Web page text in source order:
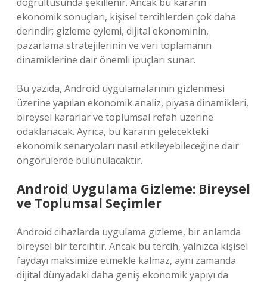
ekonomik sonuçları, kişisel tercihlerden çok daha
derindir; gizleme eylemi, dijital ekonominin,
pazarlama stratejilerinin ve veri toplamanın
dinamiklerine dair önemli ipuçları sunar.
Bu yazıda, Android uygulamalarının gizlenmesi
üzerine yapılan ekonomik analiz, piyasa dinamikleri,
bireysel kararlar ve toplumsal refah üzerine
odaklanacak. Ayrıca, bu kararın gelecekteki
ekonomik senaryoları nasıl etkileyebileceğine dair
öngörülerde bulunulacaktır.
Android Uygulama Gizleme: Bireysel
ve Toplumsal Seçimler
Android cihazlarda uygulama gizleme, bir anlamda
bireysel bir tercihtir. Ancak bu tercih, yalnızca kişisel
faydayı maksimize etmekle kalmaz, aynı zamanda
dijital dünyadaki daha geniş ekonomik yapıyı da